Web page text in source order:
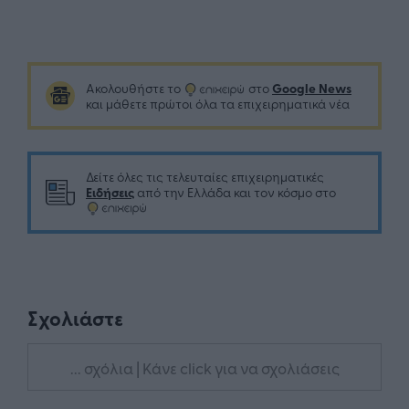
Ακολουθήστε το στο Google News
και μάθετε πρώτοι όλα τα επιχειρηματικά νέα
Δείτε όλες τις τελευταίες επιχειρηματικές
Ειδήσεις από την Ελλάδα και τον κόσμο στο
Σχολιάστε
... σχόλια | Κάνε click για να σχολιάσεις